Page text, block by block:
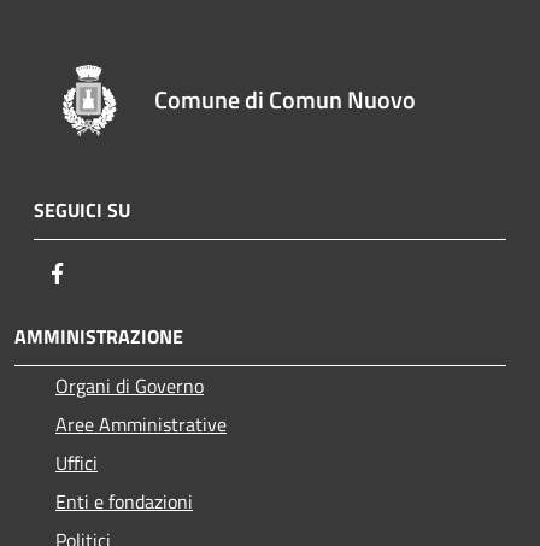
Comune di Comun Nuovo
SEGUICI SU
AMMINISTRAZIONE
Organi di Governo
Aree Amministrative
Uffici
Enti e fondazioni
Politici